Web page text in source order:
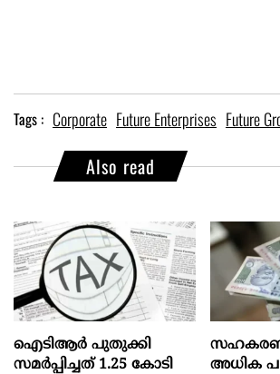
Tags : Corporate Future Enterprises Future
Also read
ഐടിആര്‍ പുതുക്കി
സമർപ്പിച്ചത് 1.25 കോടി
അധിക